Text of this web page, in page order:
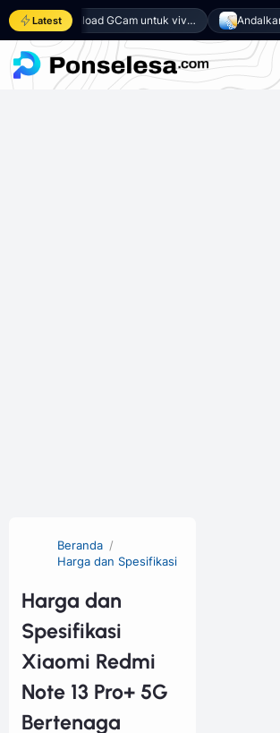
Latest Download GCam untuk vivo Y500 (GCam APK 9.6 & LMC 8.4)
Beranda
Harga dan Spesifikasi
Harga dan
Spesifikasi
Xiaomi Redmi
Note 13 Pro+ 5G
Bertenaga